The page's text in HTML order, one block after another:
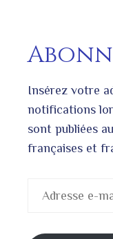
Insérez votre
notifications
sont publiées
françaises et